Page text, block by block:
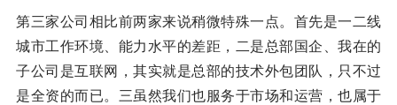
第三家公司相比前两家来说稍微特殊一点。首先是一二线
城市工作环境、能力水平的差距，二是总部国企、我在的
子公司是互联网，其实就是总部的技术外包团队，只不过
是全资的而已。三虽然我们也服务于市场和运营，也属于